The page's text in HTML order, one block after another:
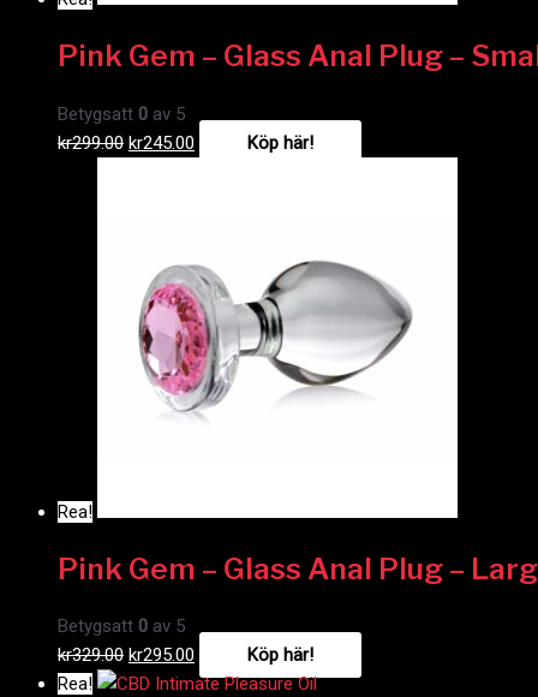
Pink Gem – Glass Anal Plug –
Betygsatt 0 av 5
kr299.00 kr245.00 Köp här!
Rea!
Pink Gem – Glass Anal Plug –
Betygsatt 0 av 5
kr329.00 kr295.00
Köp här!
Rea!